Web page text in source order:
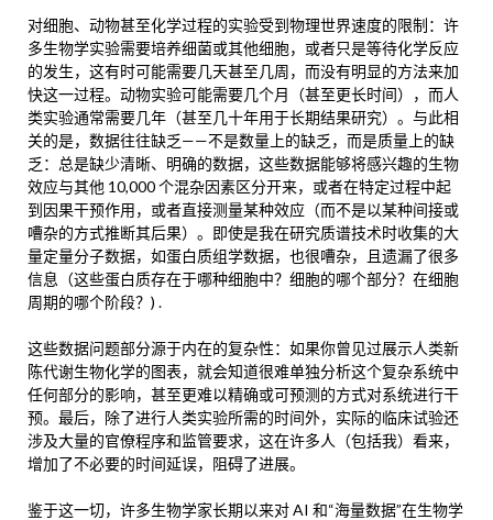
对细胞、动物甚至化学过程的实验受到物理世界速度的限制：许
多生物学实验需要培养细菌或其他细胞，或者只是等待化学反应
的发生，这有时可能需要几天甚至几周，而没有明显的方法来加
快这一过程。动物实验可能需要几个月（甚至更长时间），而人
类实验通常需要几年（甚至几十年用于长期结果研究）。与此相
关的是，数据往往缺乏——不是数量上的缺乏，而是质量上的缺
乏：总是缺少清晰、明确的数据，这些数据能够将感兴趣的生物
效应与其他 10,000 个混杂因素区分开来，或者在特定过程中起
到因果干预作用，或者直接测量某种效应（而不是以某种间接或
嘈杂的方式推断其后果）。即使是我在研究质谱技术时收集的大
量定量分子数据，如蛋白质组学数据，也很嘈杂，且遗漏了很多
信息（这些蛋白质存在于哪种细胞中？细胞的哪个部分？在细胞
周期的哪个阶段？) .
这些数据问题部分源于内在的复杂性：如果你曾见过展示人类新
陈代谢生物化学的图表，就会知道很难单独分析这个复杂系统中
任何部分的影响，甚至更难以精确或可预测的方式对系统进行干
预。最后，除了进行人类实验所需的时间外，实际的临床试验还
涉及大量的官僚程序和监管要求，这在许多人（包括我）看来，
增加了不必要的时间延误，阻碍了进展。
鉴于这一切，许多生物学家长期以来对 AI 和“海量数据”在生物学